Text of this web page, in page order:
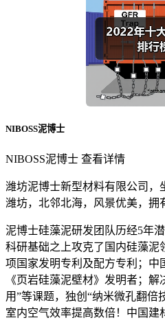
NIBOSS泥博士
NIBOSS泥博士 查看详情
潍坊泥博士新型材料有限公司
潍坊，北邻北海，风景优美，拥
泥博士硅藻泥研发团队历经5年
科研基础之上攻克了国内硅藻泥
项国家发明专利及配方专利；中
《页岩硅藻泥壁材》发明者；解
用”等课题，独创“纳米微孔翻倍
室内空气效率提高数倍！中国建